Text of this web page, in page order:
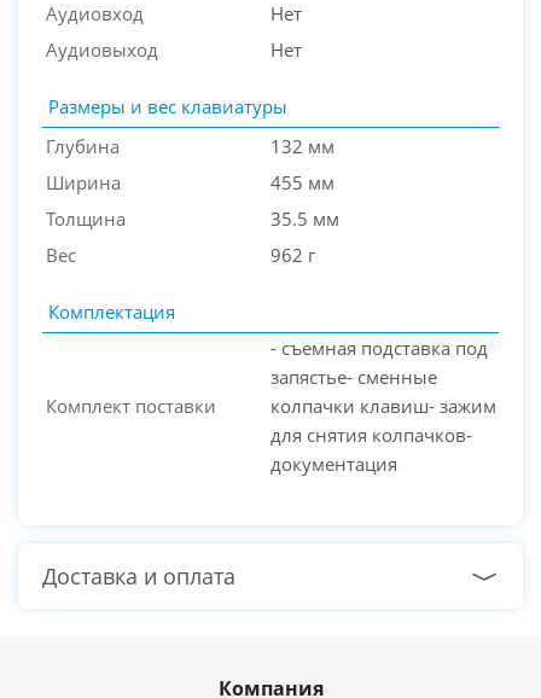
Аудиовход
Нет
Аудиовыход
Нет
Размеры и вес клавиатуры
Глубина
132 мм
Ширина
455 мм
Толщина
35.5 мм
Вес
962 г
Комплектация
Комплект поставки
- съемная подставка под
запястье- сменные
колпачки клавиш- зажим
для снятия колпачков-
документация
Доставка и оплата
Компания